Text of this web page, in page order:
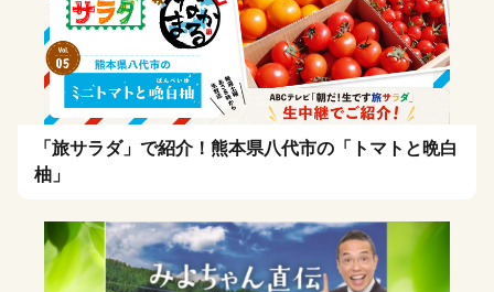
「旅サラダ」で紹介！熊本県八代市の「トマトと晩白
柚」